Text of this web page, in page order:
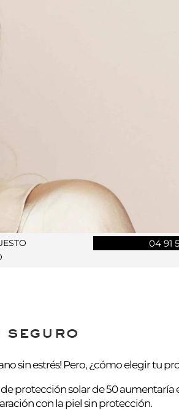
04 91
seguro
sin estrés! Pero, ¿cómo elegir tu
protección solar de 50
con la piel sin protección.